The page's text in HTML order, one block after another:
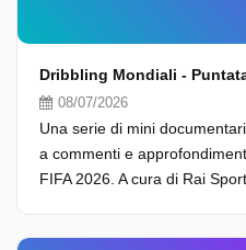
Dribbling Mondiali -
08/07/2026
Una serie di mini
a commenti e
FIFA 2026. A cura di Rai Sport.